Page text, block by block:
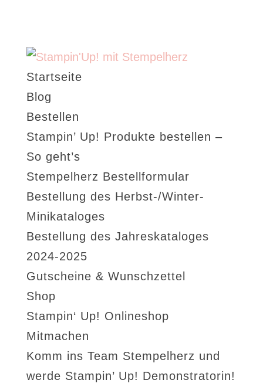
Startseite
Blog
Bestellen
Stampin’ Up! Produkte bestellen –
So geht’s
Stempelherz Bestellformular
Bestellung des Herbst-/Winter-
Minikataloges
Bestellung des Jahreskataloges
2024-2025
Gutscheine & Wunschzettel
Shop
Stampin‘ Up! Onlineshop
Mitmachen
Komm ins Team Stempelherz und
werde Stampin’ Up! Demonstratorin!